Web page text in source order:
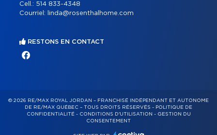
Cell.: 514 833-4348
Courriel:
linda@rosenthalhome.com
RESTONS EN CONTACT
© 2026 RE/MAX ROYAL JORDAN – FRANCHISÉ INDÉPENDANT ET AUTONOME
DE RE/MAX QUÉBEC – TOUS DROITS RÉSERVÉS - POLITIQUE DE
CONFIDENTIALITÉ- CONDITIONS D'UTILISATION - GESTION DU
CONSENTEMENT